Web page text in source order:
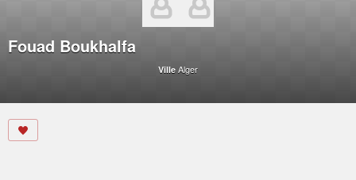
Fouad Boukhalfa
Ville Alger